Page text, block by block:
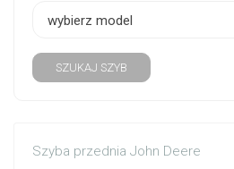
wybierz model
SZUKAJ SZYB
Szyba przednia John Deere